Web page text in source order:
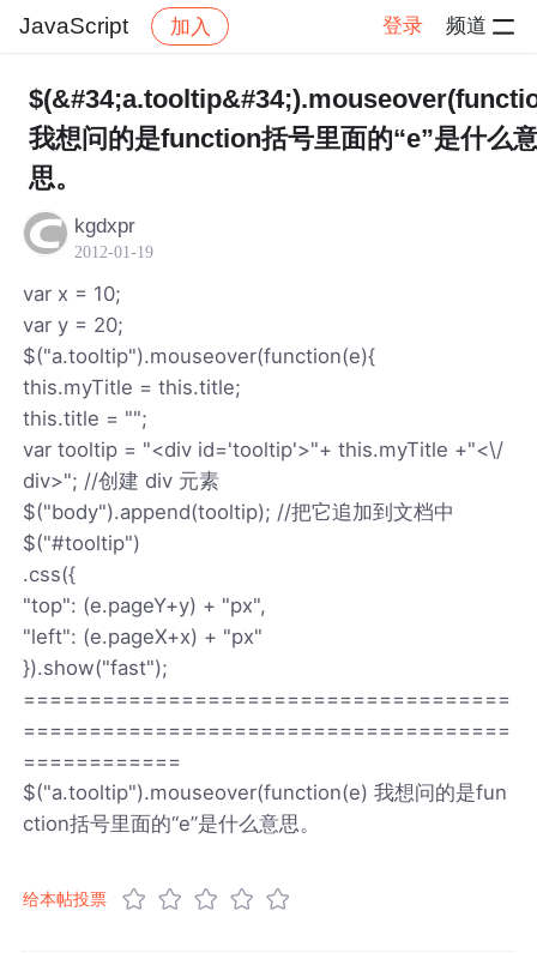
JavaScript 加入 登录 频道
社区 JavaScript 帖子详情
我想问的是function括号里面的“e”是什么
思。
kgdxpr
2012-01-19
var x = 10;
var y = 20;
$("a.tooltip").mouseover(function(e){
this.myTitle = this.title;
this.title = "";
var tooltip = "<div id='tooltip'>"+ this.myTitle +"<\/
div>"; //创建 div 元素
$("body").append(tooltip); //把它追加到文档中
$("#tooltip")
.css({
"top": (e.pageY+y) + "px",
"left": (e.pageX+x) + "px"
}).show("fast");
=====================================
=====================================
============
$("a.tooltip").mouseover(function(e) 我想问的是fun
ction括号里面的“e”是什么意思。
给本帖投票